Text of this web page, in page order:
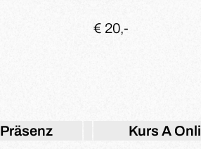
€ 20,-
Präsenz Kurs A